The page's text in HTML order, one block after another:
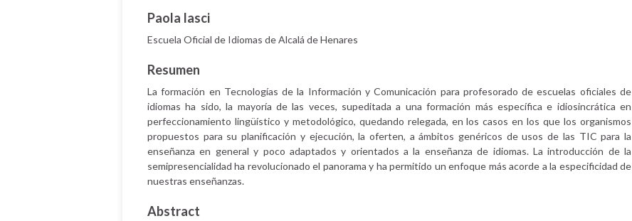
Paola Iasci
Escuela Oficial de Idiomas de Alcalá de Henares
Resumen
La formación en Tecnologías de la Información y Comunicación para profesorado de escuelas oficiales de
idiomas ha sido, la mayoría de las veces, supeditada a una formación más específica e idiosincrática en
perfeccionamiento lingüístico y metodológico, quedando relegada, en los casos en los que los organismos
propuestos para su planificación y ejecución, la oferten, a ámbitos genéricos de usos de las TIC para la
enseñanza en general y poco adaptados y orientados a la enseñanza de idiomas. La introducción de la
semipresencialidad ha revolucionado el panorama y ha permitido un enfoque más acorde a la especificidad de
nuestras enseñanzas.
Abstract